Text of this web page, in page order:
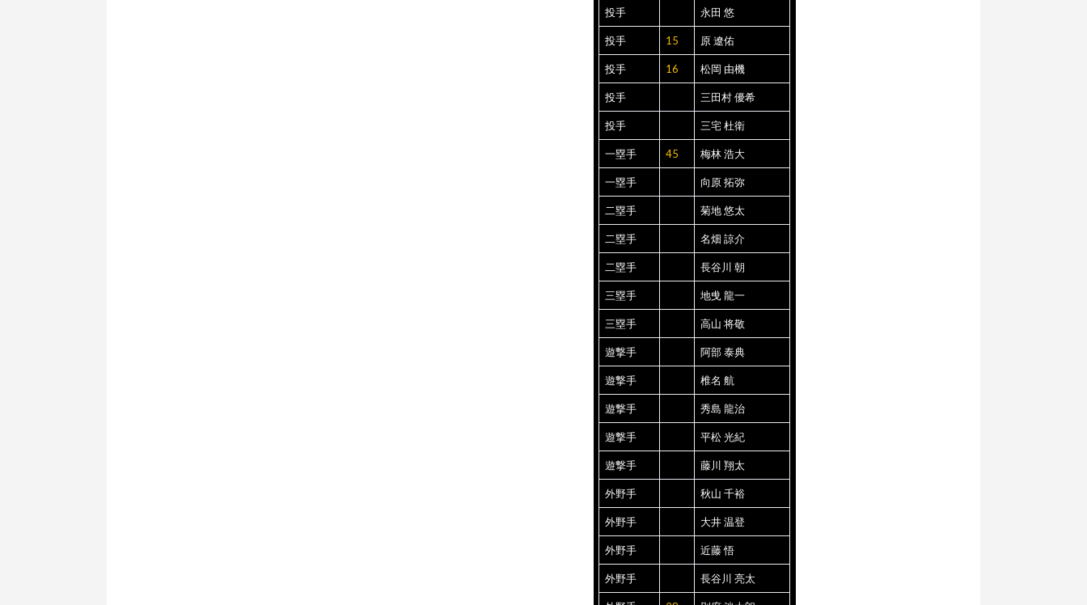
投手 永田 悠
投手 15 原 遼佑
投手 16 松岡 由機
投手 三田村 優希
投手 三宅 杜衛
一塁手 45 梅林 浩大
一塁手 向原 拓弥
二塁手 菊地 悠太
二塁手 名畑 諒介
二塁手 長谷川 朝
三塁手 地曵 龍一
三塁手 高山 将敬
遊撃手 阿部 泰典
遊撃手 椎名 航
遊撃手 秀島 龍治
遊撃手 平松 光紀
遊撃手 藤川 翔太
外野手 秋山 千裕
外野手 大井 温登
外野手 近藤 悟
外野手 長谷川 亮太